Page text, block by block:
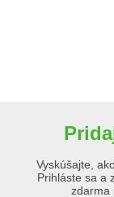
Vyskúšajte,
Prihláste sa a
zdarma